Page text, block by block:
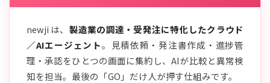
newji は、 製造業の調達・受発注に特化したクラウド
／AIエージェント。見積依頼・発注書作成・進捗管
理・承認をひとつの画面に集約し、AIが比較と異常検
知を担当。最後の「GO」だけ人が押す仕組みです。